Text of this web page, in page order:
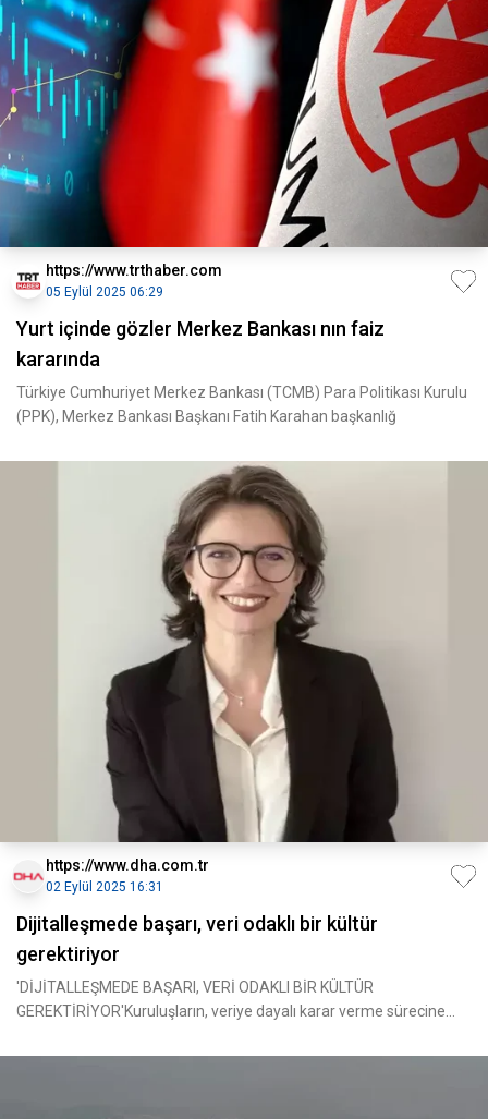
https://www.trthaber.com
05 Eylül 2025 06:29
Yurt içinde gözler Merkez Bankası nın faiz
kararında
Türkiye Cumhuriyet Merkez Bankası (TCMB) Para Politikası Kurulu
(PPK), Merkez Bankası Başkanı Fatih Karahan başkanlığ
https://www.dha.com.tr
02 Eylül 2025 16:31
Dijitalleşmede başarı, veri odaklı bir kültür
gerektiriyor
'DİJİTALLEŞMEDE BAŞARI, VERİ ODAKLI BİR KÜLTÜR
GEREKTİRİYOR'Kuruluşların, veriye dayalı karar verme sürecine